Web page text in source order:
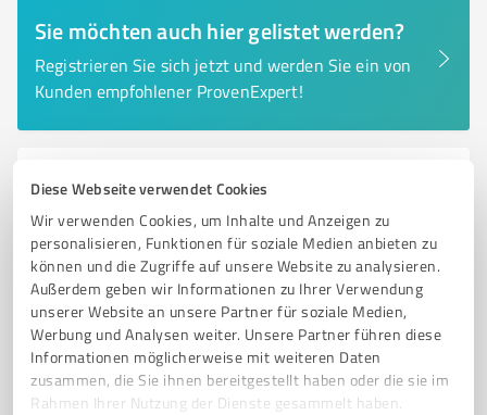
Diese Webseite verwendet Cookies
Wir verwenden Cookies, um Inhalte und Anzeigen zu
personalisieren, Funktionen für soziale Medien anbieten zu
können und die Zugriffe auf unsere Website zu analysieren.
Außerdem geben wir Informationen zu Ihrer Verwendung
unserer Website an unsere Partner für soziale Medien,
Werbung und Analysen weiter. Unsere Partner führen diese
Informationen möglicherweise mit weiteren Daten
zusammen, die Sie ihnen bereitgestellt haben oder die sie im
Rahmen Ihrer Nutzung der Dienste gesammelt haben.
Sie möchten auch hier gelistet werden?
Registrieren Sie sich jetzt und werden Sie ein von
Kunden empfohlener ProvenExpert!
6 Kfz-Dienstleistungen
AUTOPROFI Herde
AUTOPROFI Herde – Kompetente Kfz-Dienstleistungen
in Wuppertal-Ronsdorf
KFZ-WERKSTATT REPARATUR WARTUNG INSPEKTION
ERSATZTEILE
Staubenthaler Str. 26, 42369 Wuppertal